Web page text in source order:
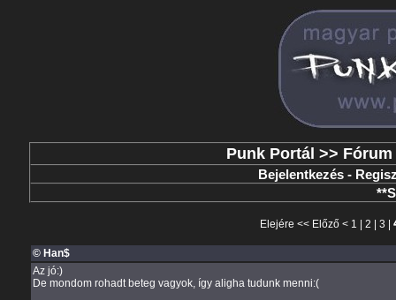
Punk Portál >> Fórum
Bejelentkezés -
Elejére << Előző< 1 2 3
© Han$
Az jó:)
De mondom rohadt beteg vagyok, így aligha tudunk menni:(